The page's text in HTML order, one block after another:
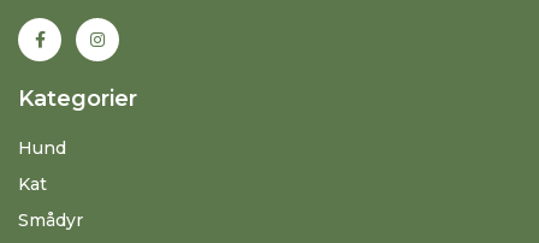
Kategorier
Hund
Kat
Smådyr